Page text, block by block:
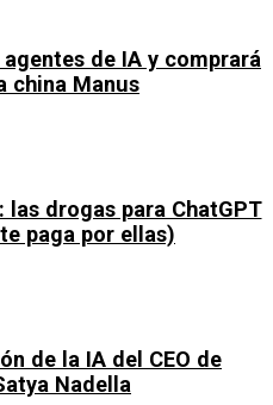
de IA y comprará
china Manus
las drogas para ChatGPT
paga por ellas)
de la IA del CEO de
Nadella